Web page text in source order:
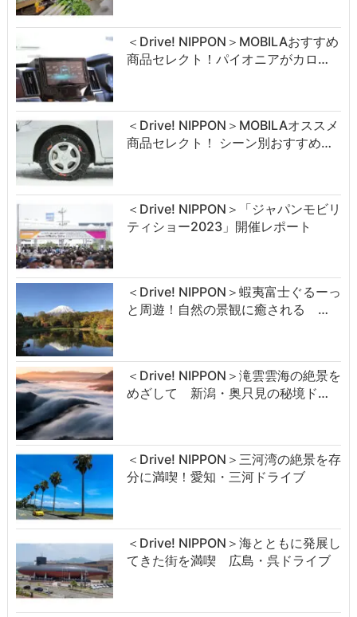
＜Drive! NIPPON＞MOBILAおすすめ
商品セレクト！パイオニアがカロ…
＜Drive! NIPPON＞MOBILAオススメ
商品セレクト！ シーン別おすすめ…
＜Drive! NIPPON＞「ジャパンモビリ
ティショー2023」開催レポート
＜Drive! NIPPON＞蝦夷富士ぐるーっ
と周遊！自然の景観に癒される …
＜Drive! NIPPON＞滝雲雲海の絶景を
めざして 新潟・奥只見の秘境ド…
＜Drive! NIPPON＞三河湾の絶景を存
分に満喫！愛知・三河ドライブ
＜Drive! NIPPON＞海とともに発展し
てきた街を満喫 広島・呉ドライブ